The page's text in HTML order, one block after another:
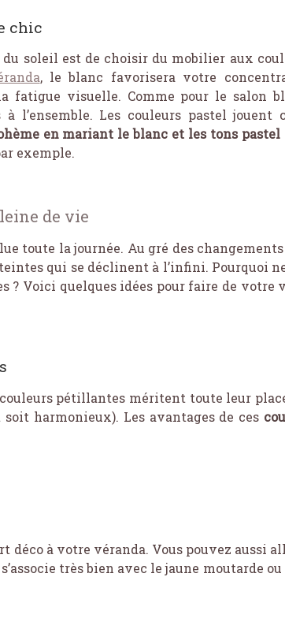
chic
soleil est de choisir du mobilier aux
, le blanc favorisera votre
visuelle. Comme pour le salon
l’ensemble. Les couleurs pastel jouent
en mariant le blanc et les tons pastel
exemple.
de vie
toute la journée. Au gré des
qui se déclinent à l’infini. Pourquoi
? Voici quelques idées pour faire de votre
couleurs pétillantes méritent toute leur
harmonieux). Les avantages de ces
à votre véranda. Vous pouvez aussi
très bien avec le jaune moutarde